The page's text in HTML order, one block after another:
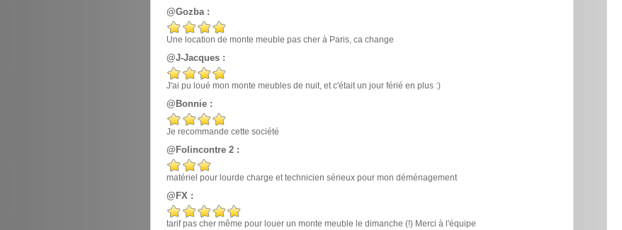
@Gozba :
Une location de monte meuble pas cher à Paris, ca change
@J-Jacques :
J'ai pu loué mon monte meubles de nuit, et c'était un jour férié en plus :)
@Bonnie :
Je recommande cette société
@Folincontre 2 :
matériel pour lourde charge et technicien sérieux pour mon déménagement
@FX :
tarif pas cher même pour louer un monte meuble le dimanche (!) Merci à l'équipe